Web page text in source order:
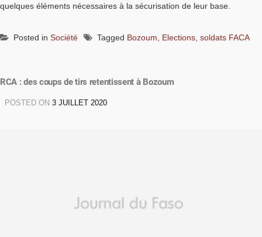
quelques éléments nécessaires à la sécurisation de leur base.
Posted in Société Tagged Bozoum Elections soldats FACA
RCA : des coups de tirs retentissent à Bozoum
POSTED ON 3 JUILLET 2020